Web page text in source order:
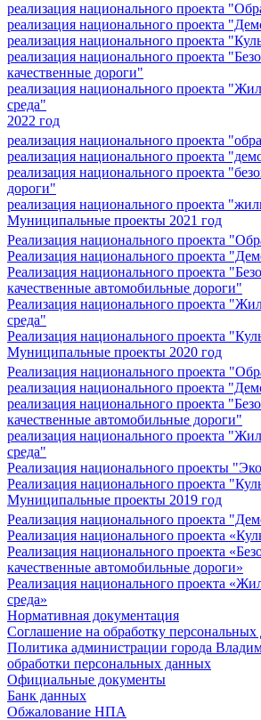
реализация национального проекта
реализация национального проекта
реализация национального проекта
реализация национального проекта
качественные дороги"
реализация национального проекта
среда"
2022 год
реализация национального проекта
реализация национального проекта
реализация национального проекта
дороги"
реализация национального проекта
Муниципальные проекты 2021 год
Реализация национального проекта
Реализация национального проекта
Реализация национального проекта
качественные автомобильные дороги"
Реализация национального проекта
среда"
Реализация национального проекта
Муниципальные проекты 2020 год
Реализация национального проекта
реализация национального проекта
реализация национального проекта
качественные автомобильные дороги"
реализация национального проекта
среда"
Реализация национального проекты
Реализация национального проекта
Муниципальные проекты 2019 год
Реализация национального проекта
Реализация национального проекта
Реализация национального проекта
качественные автомобильные дороги»
Реализация национального проекта
среда»
Нормативная документация
Соглашение на обработку
Политика администрации города
обработки персональных данных
Официальные документы
Банк данных
Обжалование НПА